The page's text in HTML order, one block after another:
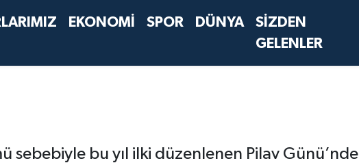
EKONOMİ SPOR DÜNYA
SİZDEN
GELENLER
sebebiyle bu yıl ilki düzenlenen Pilav Günü’nde